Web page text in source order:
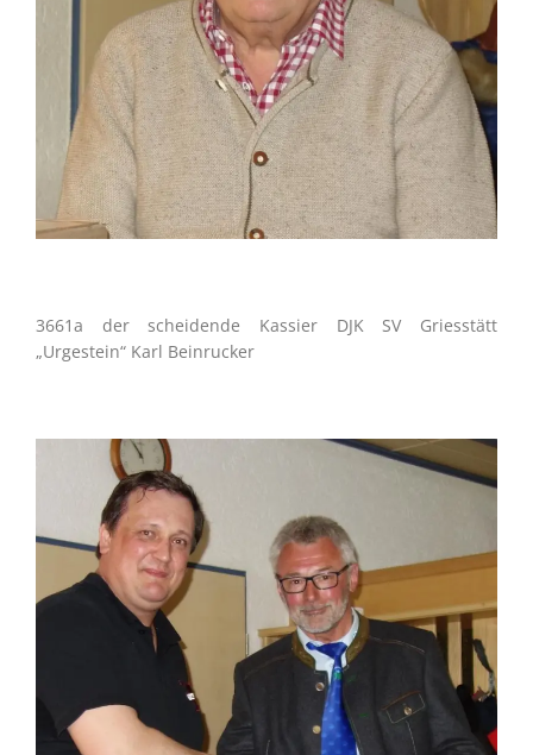
3661a der scheidende Kassier DJK SV Griesstätt
„Urgestein“ Karl Beinrucker